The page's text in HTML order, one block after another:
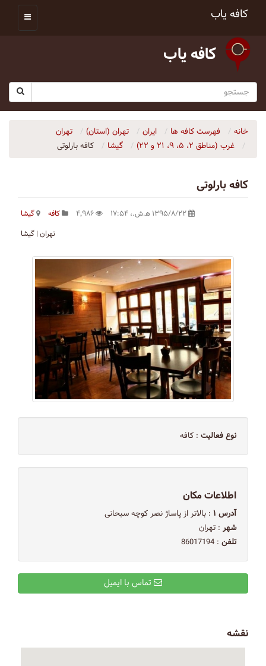
کافه یاب
کافه یاب
خانه فهرست کافه ها ایران تهران (استان)
تهران
غرب (مناطق ۲، ۵، ۹، ۲۱ و ۲۲)
گیشا کافه بارلوتی
کافه بارلوتی
کافه
گیشا
تهران | گیشا
نوع فعالیت : کافه
اطلاعات مکان
آدرس ۱
: بالاتر از پاساژ نصر کوچه سبحانی
شهر : تهران
تلفن : 86017194
نقشه